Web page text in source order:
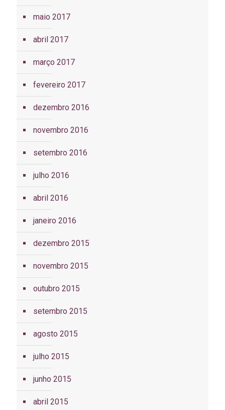
maio 2017
abril 2017
março 2017
fevereiro 2017
dezembro 2016
novembro 2016
setembro 2016
julho 2016
abril 2016
janeiro 2016
dezembro 2015
novembro 2015
outubro 2015
setembro 2015
agosto 2015
julho 2015
junho 2015
abril 2015